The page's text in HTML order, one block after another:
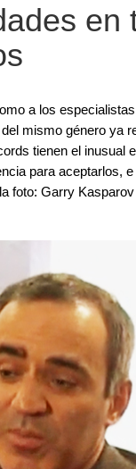
en
a los
mismo género ya
tienen el inusual
para aceptarlos,
foto: Garry